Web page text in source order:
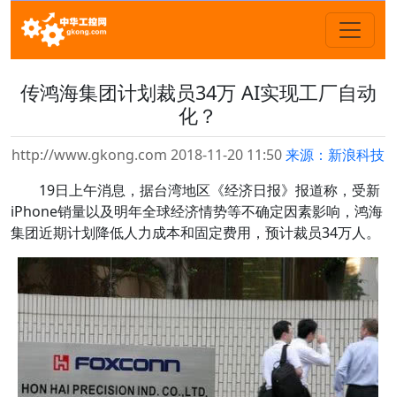
传鸿海集团计划裁员34万 AI实现工厂自动
化？
http://www.gkong.com 2018-11-20 11:50来源：新浪科技
19日上午消息，据台湾地区《经济日报》报道称，受新
iPhone销量以及明年全球经济情势等不确定因素影响，鸿海
集团近期计划降低人力成本和固定费用，预计裁员34万人。